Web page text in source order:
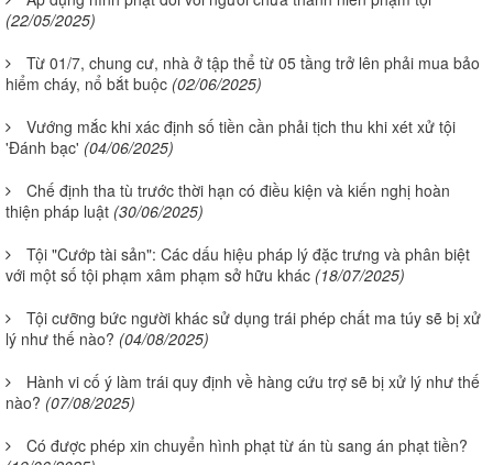
(22/05/2025)
Từ 01/7, chung cư, nhà ở tập thể từ 05 tầng trở lên phải mua bảo
hiểm cháy, nổ bắt buộc (02/06/2025)
Vướng mắc khi xác định số tiền cần phải tịch thu khi xét xử tội
'Đánh bạc' (04/06/2025)
Chế định tha tù trước thời hạn có điều kiện và kiến nghị hoàn
thiện pháp luật (30/06/2025)
Tội "Cướp tài sản": Các dấu hiệu pháp lý đặc trưng và phân biệt
với một số tội phạm xâm phạm sở hữu khác (18/07/2025)
Tội cưỡng bức người khác sử dụng trái phép chất ma túy sẽ bị xử
lý như thế nào? (04/08/2025)
Hành vi cố ý làm trái quy định về hàng cứu trợ sẽ bị xử lý như thế
nào? (07/08/2025)
Có được phép xin chuyển hình phạt từ án tù sang án phạt tiền?